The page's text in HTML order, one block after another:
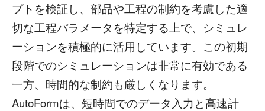
プトを検証し、部品や工程の制約を考慮した適
切な工程パラメータを特定する上で、シミュレ
ーションを積極的に活用しています。この初期
段階でのシミュレーションは非常に有効である
一方、時間的な制約も厳しくなります。
AutoFormは、短時間でのデータ入力と高速計